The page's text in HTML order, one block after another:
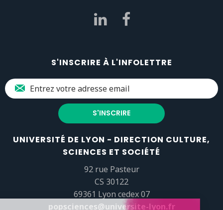
S'INSCRIRE À L'INFOLETTRE
UNIVERSITÉ DE LYON - DIRECTION CULTURE,
SCIENCES ET SOCIÉTÉ
92 rue Pasteur
CS 30122
69361 Lyon cedex 07
popsciences@universite-lyon.fr